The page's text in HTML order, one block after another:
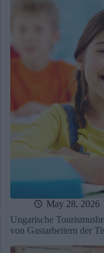
May 28, 2026
Ungarische
von Gastarbeitern der